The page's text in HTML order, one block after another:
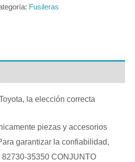
Fusileras
la elección correcta
piezas y accesorios
garantizar la confiabilidad,
82730-35350 CONJUNTO